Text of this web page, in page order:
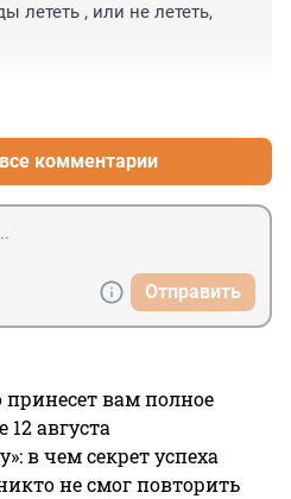
лететь , или не лететь,
комментарии
Отправить
вам полное
августа
в чем секрет успеха
не смог повторить